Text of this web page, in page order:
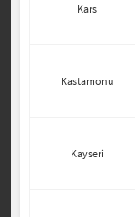
Kars
Kastamonu
Kayseri